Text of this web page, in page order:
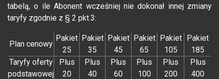
tabelą, o ile Abonent wcześniej nie dokonał innej zmiany
taryfy zgodnie z § 2 pkt.3:
Plan cenowy
Pakiet
25
Pakiet
35
Pakiet
45
Pakiet
65
Pakiet
105
Pakiet
185
Taryfy oferty
podstawowej
Plus
20
Plus
40
Plus
60
Plus
100
Plus
200
Plus
400